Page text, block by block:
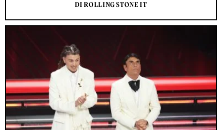
DI ROLLING STONE IT